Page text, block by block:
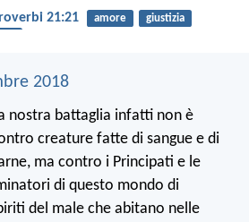
21:21 amore
giustizia
2018
nostra battaglia infatti non è
creature fatte di sangue e di
ma contro i Principati e le
di questo mondo di
del male che abitano nelle